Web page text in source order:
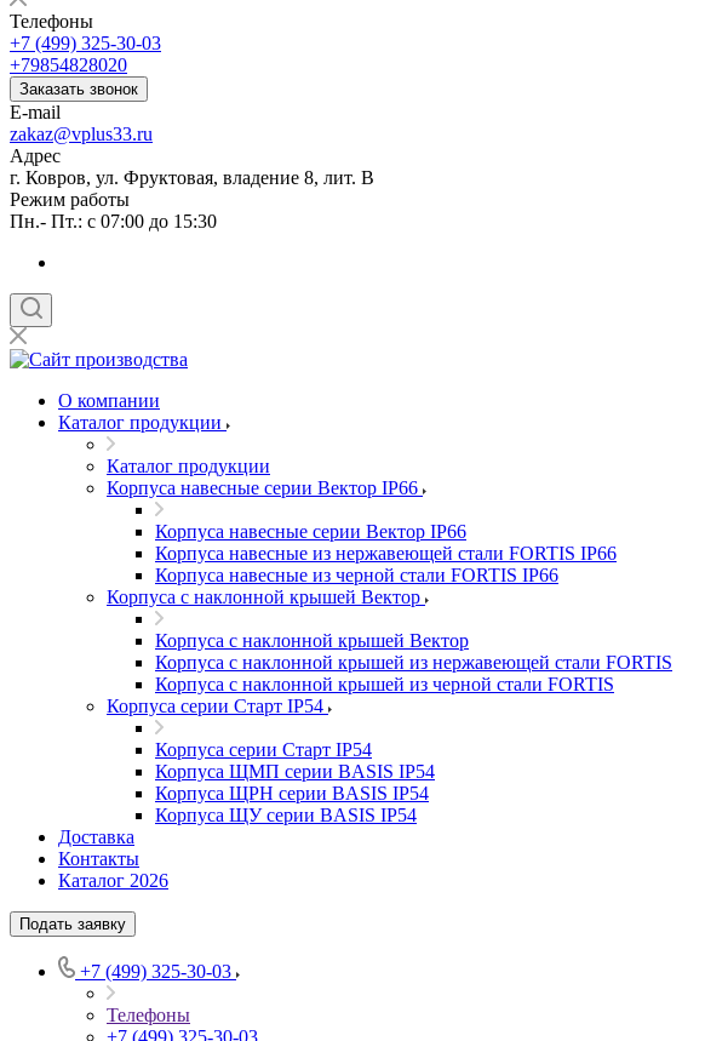
Телефоны
+7 (499) 325-30-03
+79854828020
Заказать звонок
E-mail
zakaz@vplus33.ru
Адрес
г. Ковров, ул. Фруктовая, владение 8, лит. В
Режим работы
Пн.- Пт.: с 07:00 до 15:30
О компании
Каталог продукции
Каталог продукции
Корпуса навесные серии Вектор IP66
Корпуса навесные серии Вектор IP66
Корпуса навесные из нержавеющей стали FORTIS IP66
Корпуса навесные из черной стали FORTIS IP66
Корпуса с наклонной крышей Вектор
Корпуса с наклонной крышей Вектор
Корпуса с наклонной крышей из нержавеющей стали FORTIS
Корпуса с наклонной крышей из черной стали FORTIS
Корпуса серии Старт IP54
Корпуса серии Старт IP54
Корпуса ЩМП серии BASIS IP54
Корпуса ЩРН серии BASIS IP54
Корпуса ЩУ серии BASIS IP54
Доставка
Контакты
Каталог 2026
Подать заявку
+7 (499) 325-30-03
Телефоны
+7 (499) 325-30-03